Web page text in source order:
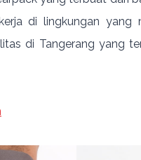
di lingkungan
di Tangerang yang